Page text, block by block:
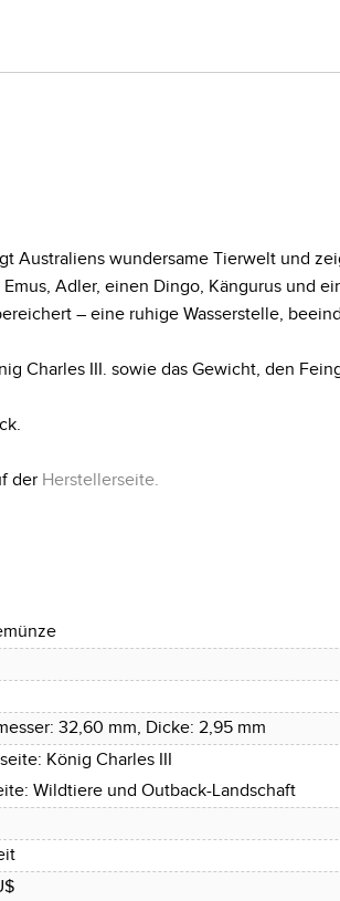
Australiens wundersame Tierwelt und
Adler, einen Dingo, Kängurus und
– eine ruhige Wasserstelle,
Charles III. sowie das Gewicht, den
der Herstellerseite.
32,60 mm, Dicke: 2,95 mm
König Charles III
Wildtiere und Outback-Landschaft